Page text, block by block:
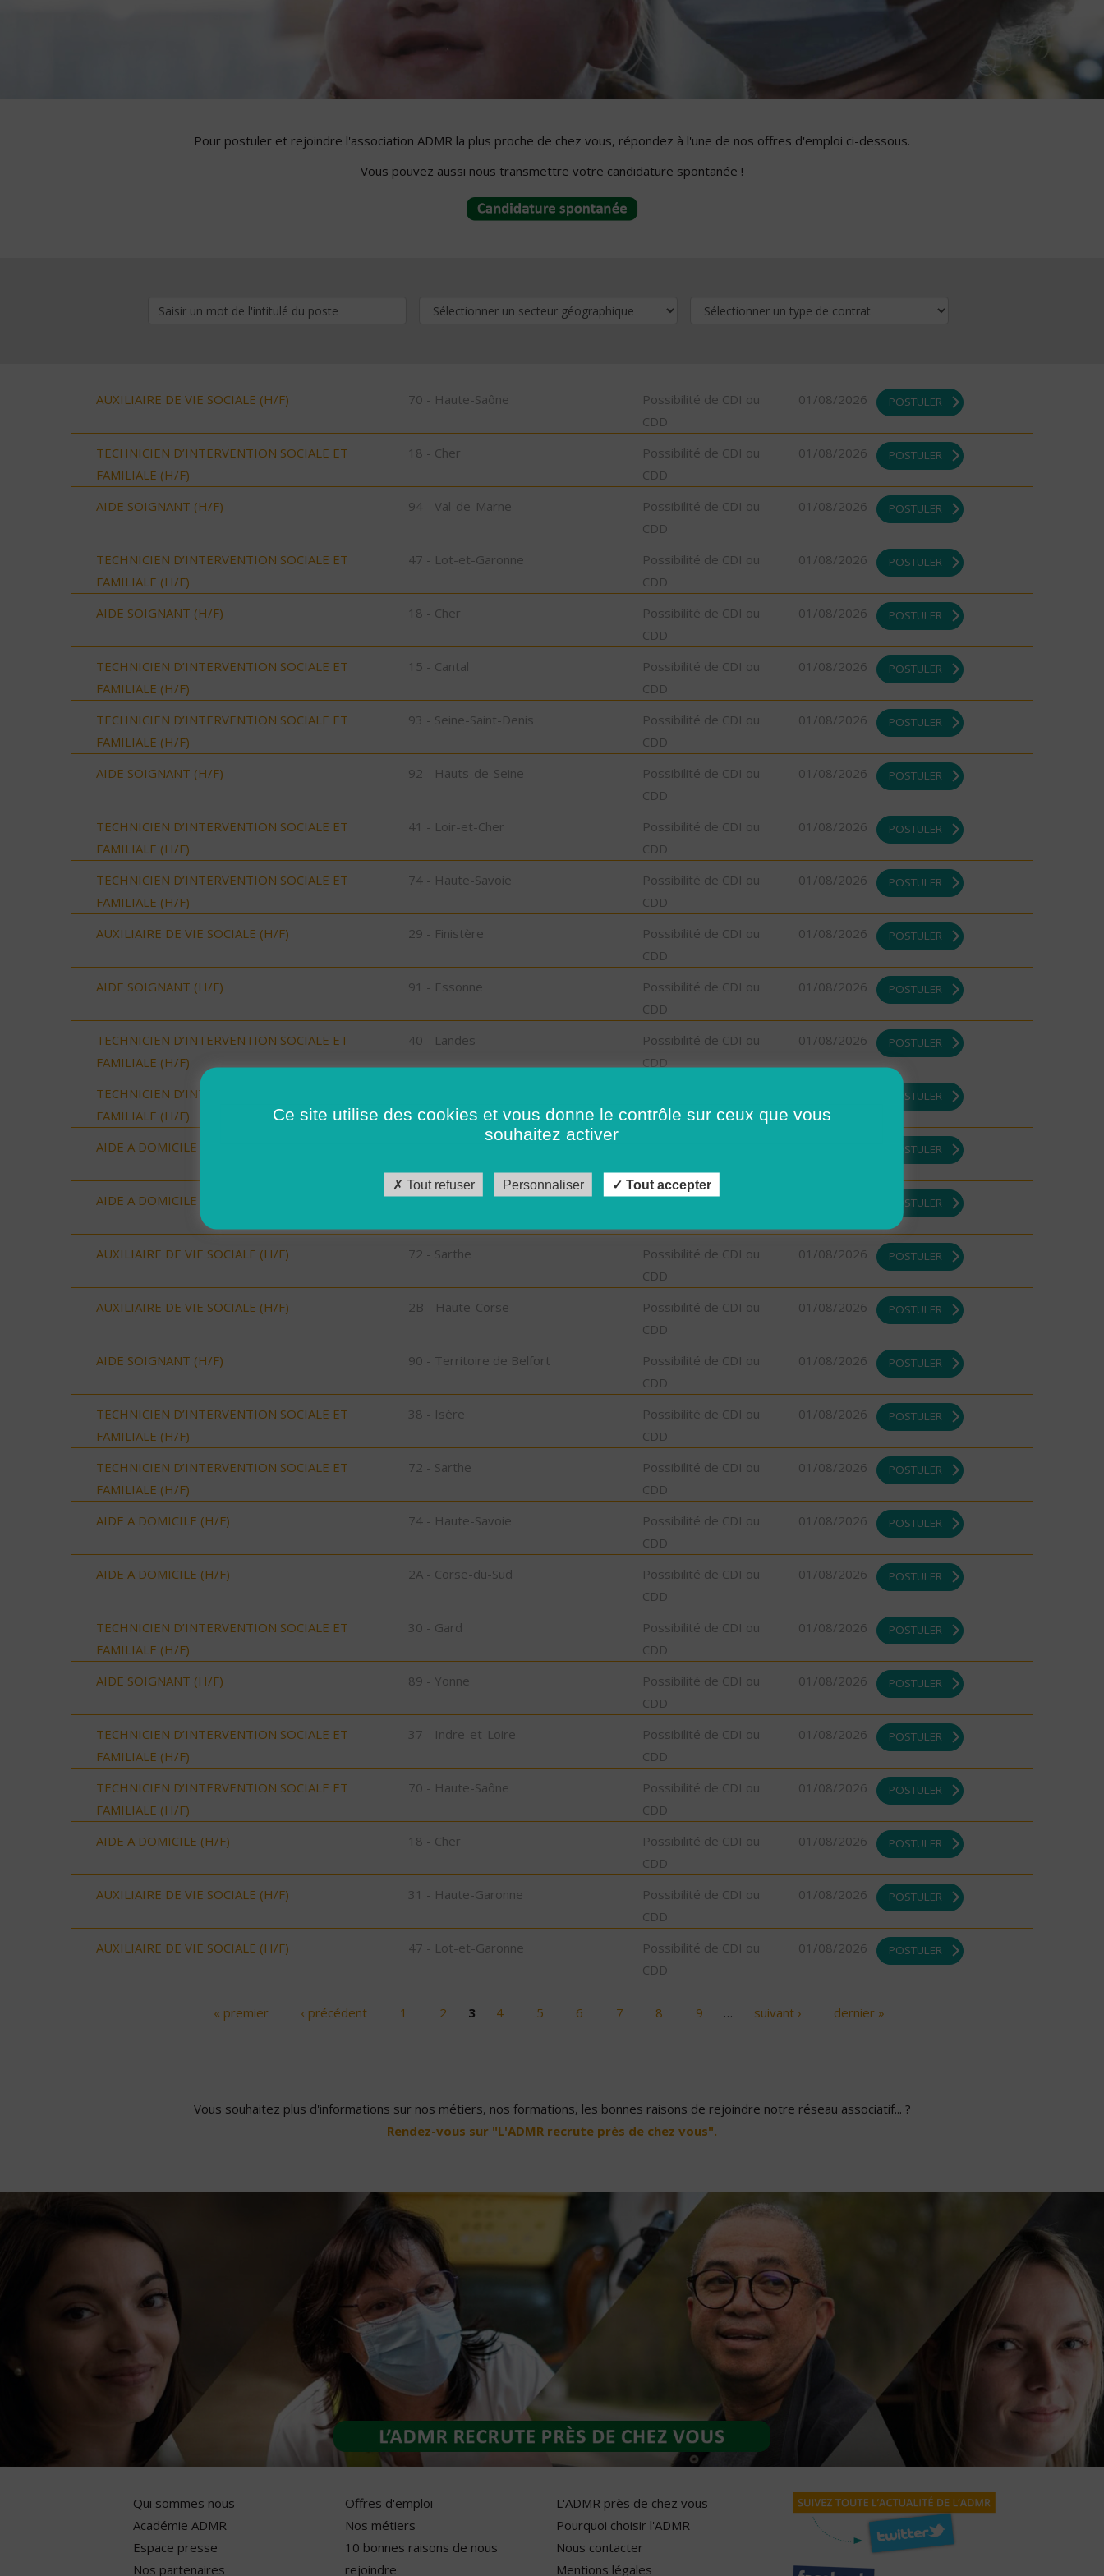
Pour postuler et rejoindre l'association ADMR la plus proche de chez vous, répondez à l'une de nos offres d'emploi ci-dessous.
Vous pouvez aussi nous transmettre votre candidature spontanée !
AUXILIAIRE DE VIE SOCIALE (H/F) 70 - Haute-Saône
Possibilité de CDI ou
CDD
01/08/2026 POSTULER
TECHNICIEN D’INTERVENTION SOCIALE ET
FAMILIALE (H/F)
18 - Cher
Possibilité de CDI ou
CDD
01/08/2026 POSTULER
AIDE SOIGNANT (H/F) 94 - Val-de-Marne
Possibilité de CDI ou
CDD
01/08/2026 POSTULER
TECHNICIEN D’INTERVENTION SOCIALE ET
FAMILIALE (H/F)
47 - Lot-et-Garonne
Possibilité de CDI ou
CDD
01/08/2026 POSTULER
AIDE SOIGNANT (H/F) 18 - Cher
Possibilité de CDI ou
CDD
01/08/2026 POSTULER
TECHNICIEN D’INTERVENTION SOCIALE ET
FAMILIALE (H/F)
15 - Cantal
Possibilité de CDI ou
CDD
01/08/2026 POSTULER
TECHNICIEN D’INTERVENTION SOCIALE ET
FAMILIALE (H/F)
93 - Seine-Saint-Denis
Possibilité de CDI ou
CDD
01/08/2026 POSTULER
AIDE SOIGNANT (H/F) 92 - Hauts-de-Seine
Possibilité de CDI ou
CDD
01/08/2026 POSTULER
TECHNICIEN D’INTERVENTION SOCIALE ET
FAMILIALE (H/F)
41 - Loir-et-Cher
Possibilité de CDI ou
CDD
01/08/2026 POSTULER
TECHNICIEN D’INTERVENTION SOCIALE ET
FAMILIALE (H/F)
74 - Haute-Savoie
Possibilité de CDI ou
CDD
01/08/2026 POSTULER
AUXILIAIRE DE VIE SOCIALE (H/F) 29 - Finistère
Possibilité de CDI ou
CDD
01/08/2026 POSTULER
AIDE SOIGNANT (H/F) 91 - Essonne
Possibilité de CDI ou
CDD
01/08/2026 POSTULER
TECHNICIEN D’INTERVENTION SOCIALE ET
FAMILIALE (H/F)
40 - Landes
Possibilité de CDI ou
CDD
01/08/2026 POSTULER
TECHNICIEN D’INTERVENTION SOCIALE ET
FAMILIALE (H/F)
CDD
POSTULER
AIDE A DOMICILE (H/F)
CDD
POSTULER
AIDE A DOMICILE (H/F) 2B - Haute-Corse
Possibilité de CDI ou
POSTULER
AUXILIAIRE DE VIE SOCIALE (H/F) 72 - Sarthe
Possibilité de CDI ou
CDD
01/08/2026 POSTULER
AUXILIAIRE DE VIE SOCIALE (H/F) 2B - Haute-Corse
Possibilité de CDI ou
CDD
01/08/2026 POSTULER
AIDE SOIGNANT (H/F) 90 - Territoire de Belfort
Possibilité de CDI ou
CDD
01/08/2026 POSTULER
TECHNICIEN D’INTERVENTION SOCIALE ET
FAMILIALE (H/F)
38 - Isère
Possibilité de CDI ou
CDD
01/08/2026 POSTULER
TECHNICIEN D’INTERVENTION SOCIALE ET
FAMILIALE (H/F)
72 - Sarthe
Possibilité de CDI ou
CDD
01/08/2026 POSTULER
AIDE A DOMICILE (H/F) 74 - Haute-Savoie
Possibilité de CDI ou
CDD
01/08/2026 POSTULER
AIDE A DOMICILE (H/F) 2A - Corse-du-Sud
Possibilité de CDI ou
CDD
01/08/2026 POSTULER
TECHNICIEN D’INTERVENTION SOCIALE ET
FAMILIALE (H/F)
30 - Gard
Possibilité de CDI ou
CDD
01/08/2026 POSTULER
AIDE SOIGNANT (H/F) 89 - Yonne
Possibilité de CDI ou
CDD
01/08/2026 POSTULER
TECHNICIEN D’INTERVENTION SOCIALE ET
FAMILIALE (H/F)
37 - Indre-et-Loire
Possibilité de CDI ou
CDD
01/08/2026 POSTULER
TECHNICIEN D’INTERVENTION SOCIALE ET
FAMILIALE (H/F)
70 - Haute-Saône
Possibilité de CDI ou
CDD
01/08/2026 POSTULER
AIDE A DOMICILE (H/F) 18 - Cher
Possibilité de CDI ou
CDD
01/08/2026 POSTULER
AUXILIAIRE DE VIE SOCIALE (H/F) 31 - Haute-Garonne
Possibilité de CDI ou
CDD
01/08/2026 POSTULER
AUXILIAIRE DE VIE SOCIALE (H/F) 47 - Lot-et-Garonne
Possibilité de CDI ou
CDD
01/08/2026 POSTULER
« premier ‹ précédent 1 2 3 4 5 6 7 8 9 … suivant › dernier »
Vous souhaitez plus d'informations sur nos métiers, nos formations, les bonnes raisons de rejoindre notre réseau associatif... ?
Rendez-vous sur "L'ADMR recrute près de chez vous".
Qui sommes nous
Académie ADMR
Espace presse
Nos partenaires
Offres d'emploi
Nos métiers
10 bonnes raisons de nous
rejoindre
L'ADMR près de chez vous
Pourquoi choisir l'ADMR
Nous contacter
Mentions légales
Ce site utilise des cookies et vous donne le contrôle sur ceux que vous
souhaitez activer
Tout refuser Personnaliser Tout accepter